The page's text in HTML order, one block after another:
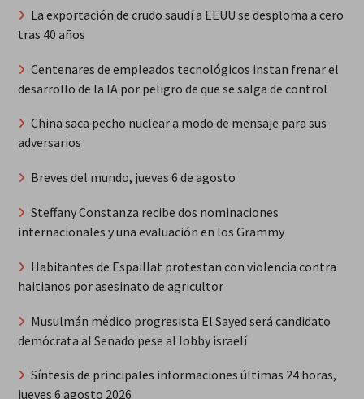
La exportación de crudo saudí a EEUU se desploma a cero
tras 40 años
Centenares de empleados tecnológicos instan frenar el
desarrollo de la IA por peligro de que se salga de control
China saca pecho nuclear a modo de mensaje para sus
adversarios
Breves del mundo, jueves 6 de agosto
Steffany Constanza recibe dos nominaciones
internacionales y una evaluación en los Grammy
Habitantes de Espaillat protestan con violencia contra
haitianos por asesinato de agricultor
Musulmán médico progresista El Sayed será candidato
demócrata al Senado pese al lobby israelí
Síntesis de principales informaciones últimas 24 horas,
jueves 6 agosto 2026